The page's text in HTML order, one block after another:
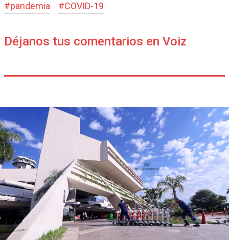
#pandemia #COVID-19
Déjanos tus comentarios en Voiz